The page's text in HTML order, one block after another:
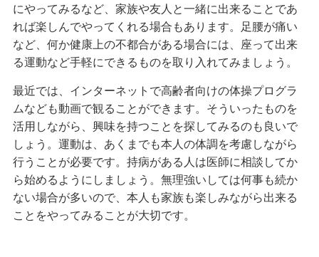
にやってみるなど、家族や友人と一緒に出来ることであ
れば楽しんでやってくれる場合もあります。足腰が痛い
など、何か健康上の不都合がある場合には、座って出来
る運動など手軽にできるものを取り入れてみましょう。
最近では、インターネットで高齢者向けの体操プログラ
ムなども動画で観ることができます。そういったものを
活用しながら、興味を持つことを探してみるのも良いで
しょう。運動は、あくまでも本人の体調を考慮しながら
行うことが必要です。持病がある人は医師に相談してか
ら始めるようにしましょう。無理強いしては何事も続か
ない場合が多いので、本人も家族も楽しみながら出来る
ことをやってみることが大切です。